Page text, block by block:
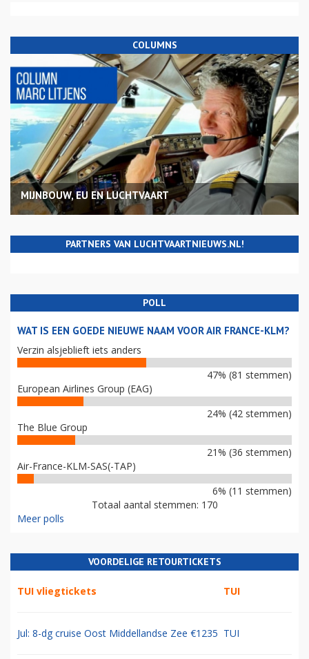
COLUMNS
MIJNBOUW, EU EN LUCHTVAART
PARTNERS VAN LUCHTVAARTNIEUWS.NL!
POLL
WAT IS EEN GOEDE NIEUWE NAAM VOOR AIR FRANCE-KLM?
Verzin alsjeblieft iets anders
47% (81 stemmen)
European Airlines Group (EAG)
24% (42 stemmen)
The Blue Group
21% (36 stemmen)
Air-France-KLM-SAS(-TAP)
6% (11 stemmen)
Totaal aantal stemmen: 170
Meer polls
VOORDELIGE RETOURTICKETS
TUI vliegtickets TUI
Jul: 8-dg cruise Oost Middellandse Zee €1235 TUI